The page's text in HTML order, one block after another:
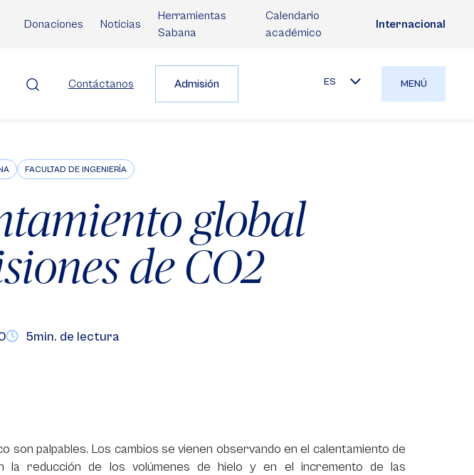
Donaciones Noticias
Herramientas
Sabana
Calendario
académico
Internacional
Contáctanos Admisión ES MENÚ
FACULTAD DE INGENIERÍA
global
de CO2
5min. de lectura
son palpables. Los cambios se vienen observando en el calentamiento de
la reducción de los volúmenes de hielo y en el incremento de las